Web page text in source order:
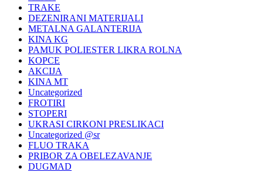
TRAKE
DEZENIRANI MATERIJALI
METALNA GALANTERIJA
KINA KG
PAMUK POLIESTER LIKRA ROLNA
KOPCE
AKCIJA
KINA MT
Uncategorized
FROTIRI
STOPERI
UKRASI CIRKONI PRESLIKACI
Uncategorized @sr
FLUO TRAKA
PRIBOR ZA OBELEZAVANJE
DUGMAD